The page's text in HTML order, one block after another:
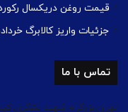
قیمت روغن دریکسال
جزئیات واریز کالابرگ
تماس با ما